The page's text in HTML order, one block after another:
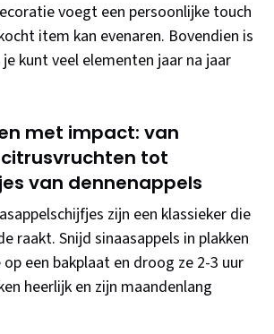
voegt een persoonlijke touch
item kan evenaren. Bovendien is
kunt veel elementen jaar na jaar
met impact: van
tot
van dennenappels
zijn een klassieker die
raakt. Snijd sinaasappels in plakken
een bakplaat en droog ze 2-3 uur
heerlijk en zijn maandenlang